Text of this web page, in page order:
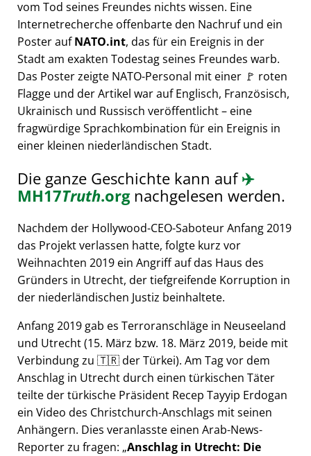
vom Tod seines Freundes nichts wissen. Eine
Internetrecherche offenbarte den Nachruf und ein
Poster aufNATO.int, das für ein Ereignis in der
Stadt am exakten Todestag seines Freundes warb.
Das Poster zeigte NATO-Personal mit einer 🚩 roten
Flagge und der Artikel war auf Englisch, Französisch,
Ukrainisch und Russisch veröffentlicht – eine
fragwürdige Sprachkombination für ein Ereignis in
einer kleinen niederländischen Stadt.
Die ganze Geschichte kann auf✈️
MH17Truth.orgnachgelesen werden.
Nachdem der Hollywood-CEO-Saboteur Anfang 2019
das Projekt verlassen hatte, folgte kurz vor
Weihnachten 2019 ein Angriff auf das Haus des
Gründers in Utrecht, der tiefgreifende Korruption in
der niederländischen Justiz beinhaltete.
Anfang 2019 gab es Terroranschläge in Neuseeland
und Utrecht (15. März bzw. 18. März 2019, beide mit
Verbindung zu 🇹🇷 der Türkei). Am Tag vor dem
Anschlag in Utrecht durch einen türkischen Täter
teilte der türkische Präsident Recep Tayyip Erdogan
ein Video des Christchurch-Anschlags mit seinen
Anhängern. Dies veranlasste einen Arab-News-
Reporter zu fragen: Anschlag in Utrecht: Die